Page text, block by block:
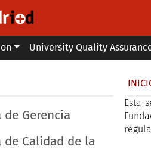
University Quality
de Gerencia
de Calidad de la
Esta